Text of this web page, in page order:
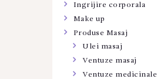
Ingrijire corporala
Make up
Produse Masaj
Ulei masaj
Ventuze masaj
Ventuze medicinale